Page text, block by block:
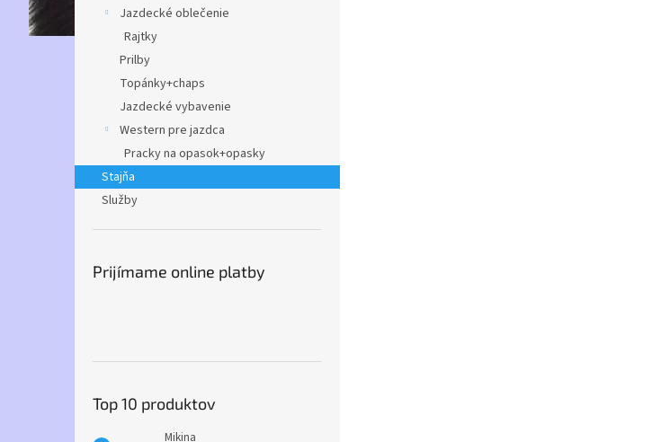
Jazdecké oblečenie
Rajtky
Prilby
Topánky+chaps
Jazdecké vybavenie
Western pre jazdca
Pracky na opasok+opasky
Stajňa
Služby
Prijímame online platby
Top 10 produktov
Mikina